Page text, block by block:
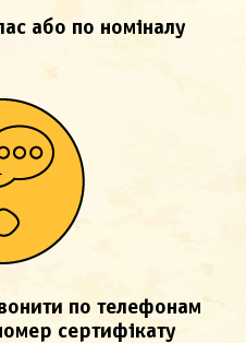
або по номіналу
по телефонам
сертифікату